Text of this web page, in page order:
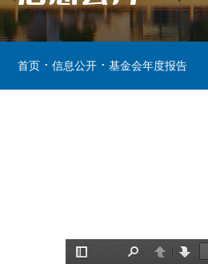
首页 . 信息公开 . 基金会年度报告